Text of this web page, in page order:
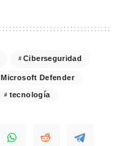
Ciberseguridad
Microsoft Defender
tecnología